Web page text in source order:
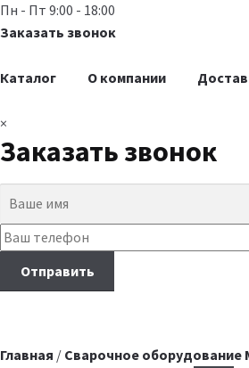
Пн - Пт 9:00 - 18:00
Заказать звонок
Каталог О компании
×
Заказать звонок
Главная / Сварочное оборудование